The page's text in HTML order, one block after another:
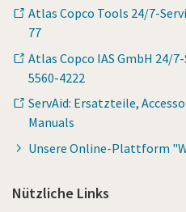
Atlas Copco Tools 24/7-
77
Atlas Copco IAS GmbH 24/
5560-4222
ServAid: Ersatzteile,
Manuals
Unsere Online-Plattform
Nützliche Links